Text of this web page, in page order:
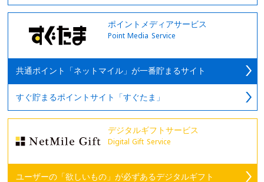
ポイントメディアサービス
Point Media Service
共通ポイント「ネットマイル」が一番貯まるサイト
すぐ貯まるポイントサイト「すぐたま」
デジタルギフトサービス
Digital Gift Service
ユーザーの「欲しいもの」が必ずあるデジタルギフト